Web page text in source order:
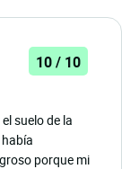
10 / 10
suelo de la
porque mi